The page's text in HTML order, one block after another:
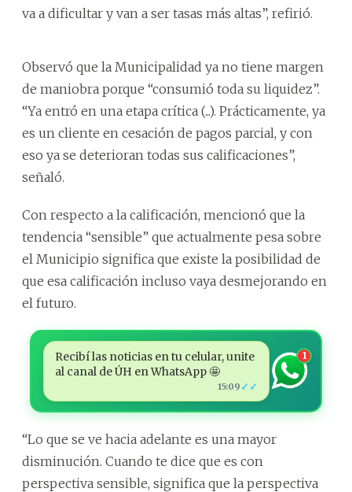
va a dificultar y van a ser tasas más altas”, refirió.
Observó que la Municipalidad ya no tiene margen
de maniobra porque “consumió toda su liquidez”.
“Ya entró en una etapa crítica (...). Prácticamente, ya
es un cliente en cesación de pagos parcial, y con
eso ya se deterioran todas sus calificaciones”,
señaló.
Con respecto a la calificación, mencionó que la
tendencia “sensible” que actualmente pesa sobre
el Municipio significa que existe la posibilidad de
que esa calificación incluso vaya desmejorando en
el futuro.
Recibí las noticias en tu celular, unite
al canal de ÚH en WhatsApp 🤩
15:09 ✓✓
1
“Lo que se ve hacia adelante es una mayor
disminución. Cuando te dice que es con
perspectiva sensible, significa que la perspectiva